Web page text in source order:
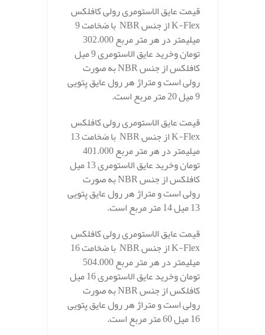
قیمت عایق الاستومری رولی کافلکس
K-Flex از جنس NBR با ضخامت 9
میلیمتر در هر متر مربع 302.000
تومان وخرید عایق الاستومری 9 میل
کافلکس از جنس NBR به صورت
رولی است و متراژ هر رول عایق پتویی
9 میل 20 متر مربع است.
قیمت عایق الاستومری رولی کافلکس
K-Flex از جنس NBR با ضخامت 13
میلیمتر در هر متر مربع 401.000
تومان وخرید عایق الاستومری 13 میل
کافلکس از جنس NBR به صورت
رولی است و متراژ هر رول عایق پتویی
13 میل 14 متر مربع است.
قیمت عایق الاستومری رولی کافلکس
K-Flex از جنس NBR با ضخامت 16
میلیمتر در هر متر مربع 504.000
تومان وخرید عایق الاستومری 16 میل
کافلکس از جنس NBR به صورت
رولی است و متراژ هر رول عایق پتویی
16 میل 60 متر مربع است.